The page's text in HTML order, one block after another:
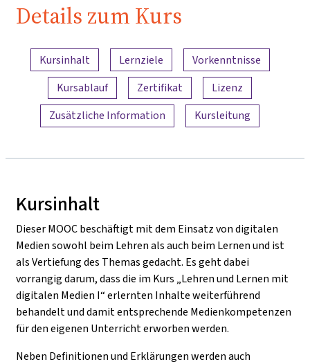
Details zum Kurs
Inhaltsübersicht
Kursinhalt Lernziele
Vorkenntnisse
Kursablauf
Zertifikat
Lizenz
Zusätzliche Information
Kursleitung
Kursinhalt
Dieser MOOC beschäftigt mit dem Einsatz von digitalen
Medien sowohl beim Lehren als auch beim Lernen und ist
als Vertiefung des Themas gedacht. Es geht dabei
vorrangig darum, dass die im Kurs „Lehren und Lernen mit
digitalen Medien I“ erlernten Inhalte weiterführend
behandelt und damit entsprechende Medienkompetenzen
für den eigenen Unterricht erworben werden.
Neben Definitionen und Erklärungen werden auch